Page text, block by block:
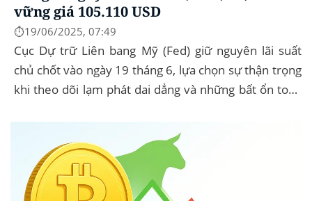
vững giá 105.110 USD
⏱️19/06/2025, 07:49
Cục Dự trữ Liên bang Mỹ (Fed) giữ nguyên lãi suất
chủ chốt vào ngày 19 tháng 6, lựa chọn sự thận trọng
khi theo dõi lạm phát dai dẳng và những bất ổn toàn